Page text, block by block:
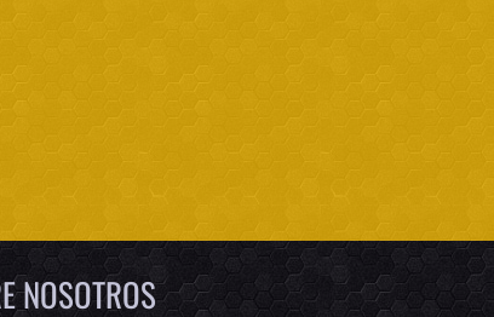
NOSOTROS
Online · Te ayudo a encontrar conciertos